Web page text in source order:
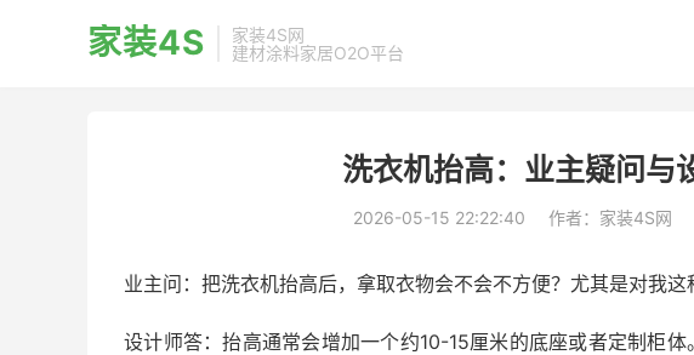
家装4S
家装4S网
建材涂料家居O2O平台
洗衣机抬高：业主疑问与
2026-05-15 22:22:40 作者：家装4S网
业主问：把洗衣机抬高后，拿取衣物会不会不方便？尤其是对我这
设计师答：抬高通常会增加一个约10-15厘米的底座或者定制柜